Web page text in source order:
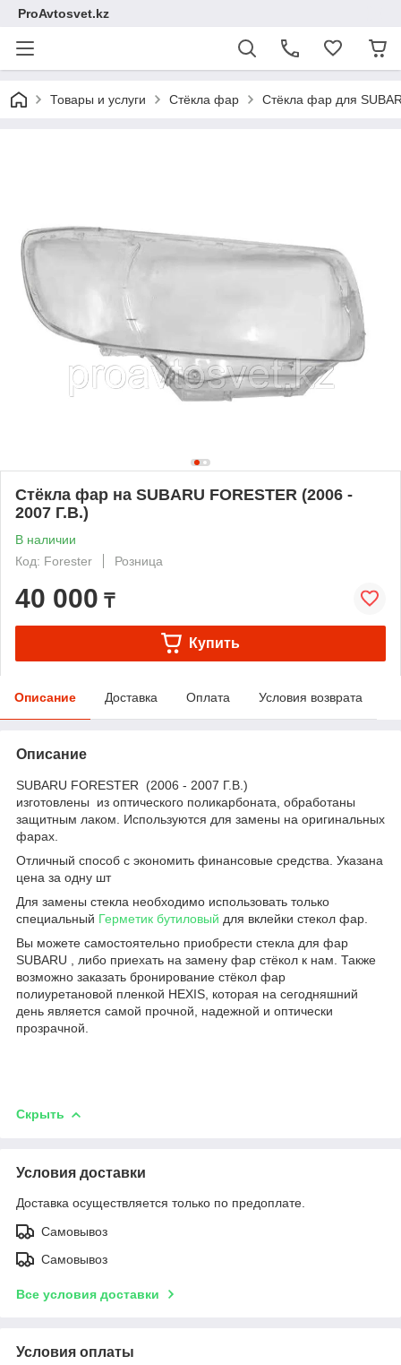
ProAvtosvet.kz
Товары и услуги Стёкла фар Стёкла фар для
Стёкла фар на SUBARU FORESTER (2006 -
2007 Г.В.)
В наличии
Код: Forester
Розница
40 000 ₸
Купить
Описание Доставка Оплата Условия возврата
Описание
SUBARU FORESTER (2006 - 2007 Г.В.)
изготовлены из оптического поликарбоната, обработаны
защитным лаком. Используются для замены на оригинальных
фарах.
Отличный способ с экономить финансовые средства. Указана
цена за одну шт
Для замены стекла необходимо использовать только
специальный Герметик бутиловый для вклейки стекол фар.
Вы можете самостоятельно приобрести стекла для фар
SUBARU , либо приехать на замену фар стёкoл к нам. Также
возможно заказать бронирование стёкoл фар
полиуретановой пленкой HEXIS, которая на сегодняшний
день является самой прочной, надежной и оптически
прозрачной.
Скрыть
Условия доставки
Доставка осуществляется только по предоплате.
Самовывоз
Самовывоз
Все условия доставки
Условия оплаты